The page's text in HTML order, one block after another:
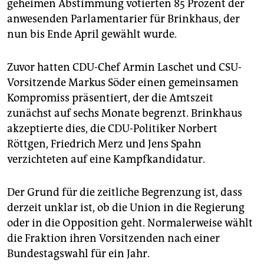
geheimen Abstimmung votierten 85 Prozent der
anwesenden Parlamentarier für Brinkhaus, der
nun bis Ende April gewählt wurde.
Zuvor hatten CDU-Chef Armin Laschet und CSU-
Vorsitzende Markus Söder einen gemeinsamen
Kompromiss präsentiert, der die Amtszeit
zunächst auf sechs Monate begrenzt. Brinkhaus
akzeptierte dies, die CDU-Politiker Norbert
Röttgen, Friedrich Merz und Jens Spahn
verzichteten auf eine Kampfkandidatur.
Der Grund für die zeitliche Begrenzung ist, dass
derzeit unklar ist, ob die Union in die Regierung
oder in die Opposition geht. Normalerweise wählt
die Fraktion ihren Vorsitzenden nach einer
Bundestagswahl für ein Jahr.